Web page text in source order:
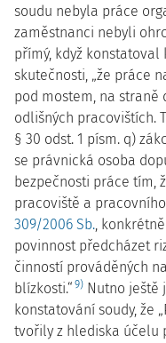
soudu nebyla práce
zaměstnanci nebyli
přímý, když
skutečnosti, „že práce
pod mostem, na straně
odlišných pracovištích.
§ 30 odst. 1 písm. q)
se právnická osoba
bezpečnosti práce tím,
pracoviště a
309/2006 Sb.,
povinnost předcházet
činností prováděných
blízkosti.“ 9) Nutno ještě
konstatování soudy, že
tvořily z hlediska účelu